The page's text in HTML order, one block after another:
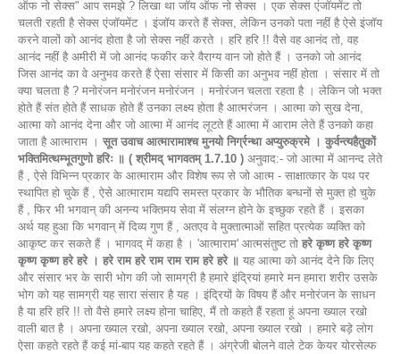
ऑफ नो सेक्स" आप समझे ? लिखा था जॉय ऑफ नो सेक्स । एक सेक्स एंजॉयमेंट तो
चलती रहती है सेक्स एंजॉयमेंट । इंजॉय करते हैं सेक्स, लेकिन उनको पता नहीं है ऐसे इंजॉय
करने वालों को आनंद होता है जो सेक्स नहीं करते । हरि हरि !! वैसे वह आनंद तो, वह
आनंद नहीं है अमीरी में जो आनंद फकीर करे वैराग्य वान जो होते हैं । उनको जो आनंद
जिस आनंद का वे अनुभव करते हैं ऐसा संसार में किसी का अनुभव नहीं होता । संसार में तो
क्या चलता है ? मनोरंजन मनोरंजन मनोरंजन । मनोरंजन चलता रहता है । लेकिन जो भक्त
होते हैं संत होते हैं साधक होते हैं उनका लक्ष्य होता है आत्मरंजन । आत्मा को सुख देना,
आत्मा को आनंद देना और जो आत्मा में आनंद लूटते हैं आत्मा में आराम लेते हैं उनको कहा
जाता है आत्माराम । सूत उवाच आत्मारामाश्च मुनयो निर्ग्रन्था अप्युरुक्रमे । कुर्वन्त्यहैतुकों
भक्तिमित्थम्भूतगुणो हरिः ॥ ( श्रीमद् भागवतम् 1.7.10 ) अनुवाद:- जो आत्मा में आनन्द लेते
हैं , ऐसे विभिन्न प्रकार के आत्माराम और विशेष रूप से जो आत्म - साक्षात्कार के पथ पर
स्थापित हो चुके हैं , ऐसे आत्माराम यद्यपि समस्त प्रकार के भौतिक बन्धनों से मुक्त हो चुके
हैं , फिर भी भगवान् की अनन्य भक्तिमय सेवा में संलग्न होने के इच्छुक रहते हैं । इसका
अर्थ यह हुआ कि भगवान् में दिव्य गुण हैं , अतएव वे मुक्तात्माओं सहित प्रत्येक व्यक्ति को
आकृष्ट कर सकते हैं । भागवद् में कहा है । 'आत्माराम' आत्मसंतुष्ट तो हरे कृष्ण हरे कृष्ण
कृष्ण कृष्ण हरे हरे । हरे राम हरे राम राम राम हरे हरे ॥ यह आत्मा को आनंद देने कि लिए
और संसार भर के सारी भोग की जो सामग्री है हमारे इंद्रियां हमारे मन हमारा शरीर उसके
भोग को यह सामग्री यह सारा संसार है यह । इंद्रियों के विषय हैं और मनोरंजन के साधन
है या हरि हरि !! तो वैसे हमारे लक्ष्य होना चाहिए, मैं तो कहते हैं रहता हूं अपना ख्याल रखो
वाली बात है । अपना ख्याल रखो, अपना ख्याल रखो, अपना ख्याल रखो । हमारे बड़े लोग
ऐसा कहते रहते हैं कई मां-बाप यह कहते रहते हैं । अंग्रेजी बोलने वाले टेक केयर योरसेल्फ